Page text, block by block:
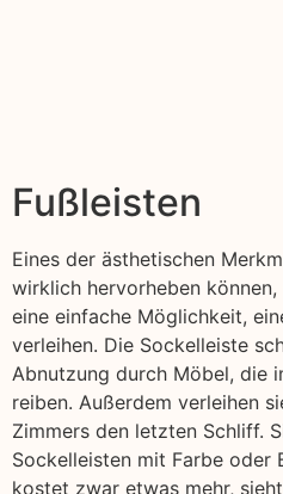
Fußleisten
Eines der ästhetischen
wirklich hervorheben können,
eine einfache Möglichkeit,
verleihen. Die Sockelleiste
Abnutzung durch Möbel, die
reiben. Außerdem verleihen
Zimmers den letzten Schliff.
Sockelleisten mit Farbe oder
kostet zwar etwas mehr,